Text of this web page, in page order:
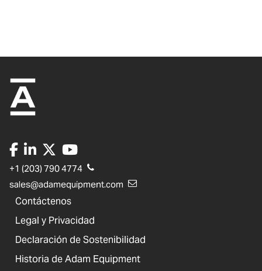
+1 (203) 790 4774
sales@adamequipment.com
Contáctenos
Legal y Privacidad
Declaración de Sostenibilidad
Historia de Adam Equipment